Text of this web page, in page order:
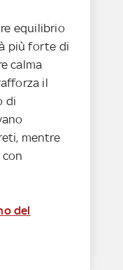
equilibrio
più forte di
calma
il
di
mentre
del